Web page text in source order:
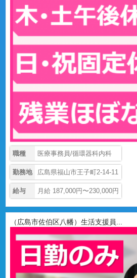
職種 医療事務員/循環器科内科
勤務地 広島県福山市王子町2-14-11
給与 月給 187,000円〜230,000円
（広島市佐伯区八幡）生活支援員...